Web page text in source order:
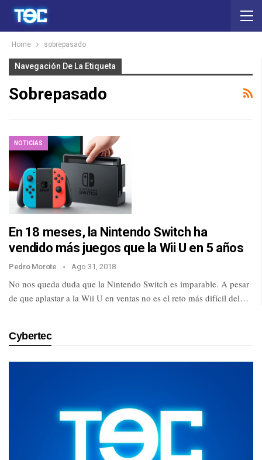
Home sobrepasado
Navegación De La Etiqueta
Sobrepasado
NOTICIAS
En 18 meses, la Nintendo Switch ha
vendido más juegos que la Wii U en 5 años
Pedro Morote Ago 31, 2018
No nos queda duda que la Nintendo Switch es imparable. A pesar
de que aplastar a la Wii U en ventas no es el reto más difícil del…
Cybertec